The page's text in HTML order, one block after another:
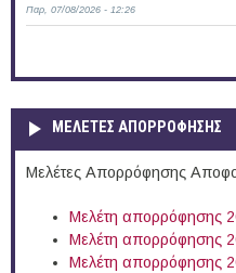
Παρ, 07/08/2026 - 12:26
ΜΕΛΕΤΕΣ ΑΠΟΡΡΟΦΗΣΗΣ
Μελέτες Απορρόφησης
Μελέτη απορρόφησης
Μελέτη απορρόφησης
Μελέτη απορρόφησης